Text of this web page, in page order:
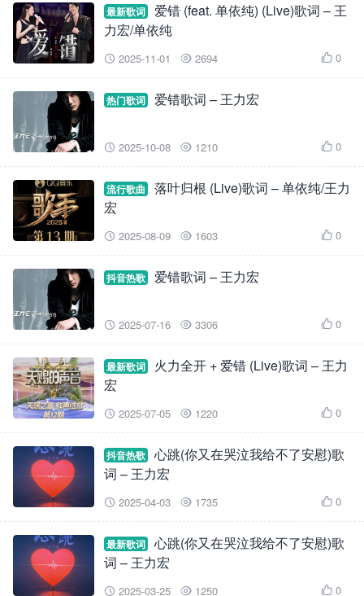
最新歌词
爱错 (feat. 单依纯) (Live)歌词 – 王
力宏/单依纯
 2025-11-01  2694  0
热门歌词 爱错歌词 – 王力宏
 2025-10-08  1210  0
流行歌曲
落叶归根 (Live)歌词 – 单依纯/王力
宏
 2025-08-09  1603  0
抖音热歌 爱错歌词 – 王力宏
 2025-07-16  3306  0
最新歌词
火力全开 + 爱错 (Live)歌词 – 王力
宏
 2025-07-05  1220  0
抖音热歌
心跳(你又在哭泣我给不了安慰)歌
词 – 王力宏
 2025-04-03  1735  0
最新歌词
心跳(你又在哭泣我给不了安慰)歌
词 – 王力宏
 2025-03-25  1250  0